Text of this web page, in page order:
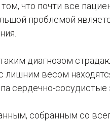
что почти все
проблемой
диагнозом
весом
сердечно-
собранным со